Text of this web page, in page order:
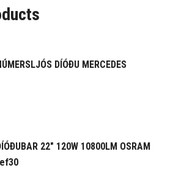
DÍÓÐU MERCEDES
22" 120W 10800LM OSRAM